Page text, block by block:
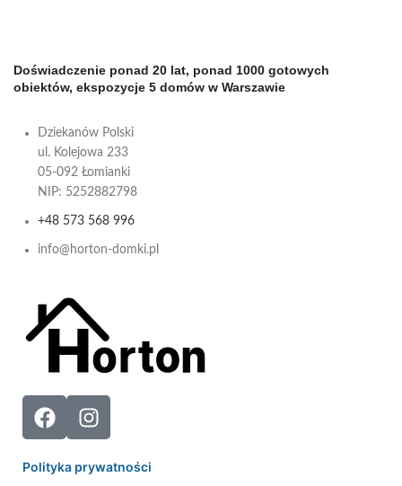
Doświadczenie ponad 20 lat, ponad 1000 gotowych
obiektów, ekspozycje 5 domów w Warszawie
Dziekanów Polski
ul. Kolejowa 233
05-092 Łomianki
NIP: 5252882798
+48 573 568 996
info@horton-domki.pl
Polityka prywatności